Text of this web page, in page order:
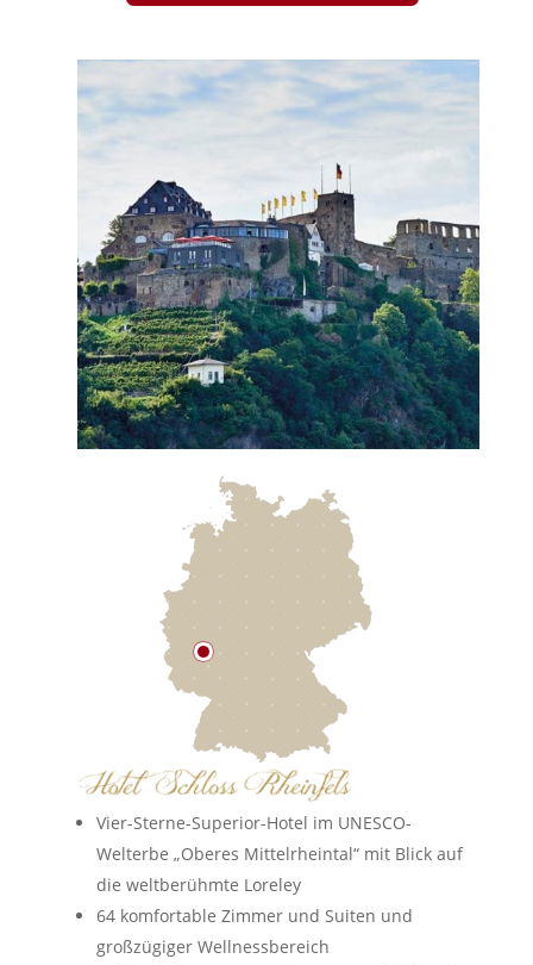
Vier-Sterne-Superior-Hotel im UNESCO-
Welterbe „Oberes Mittelrheintal“ mit Blick auf
die weltberühmte Loreley
64 komfortable Zimmer und Suiten und
großzügiger Wellnessbereich